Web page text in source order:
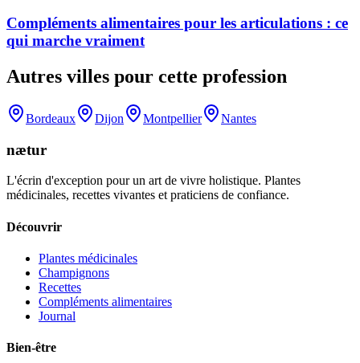
Compléments alimentaires pour les articulations : ce
qui marche vraiment
Autres villes pour cette profession
Bordeaux Dijon Montpellier Nantes
nætur
L'écrin d'exception pour un art de vivre holistique. Plantes
médicinales, recettes vivantes et praticiens de confiance.
Découvrir
Plantes médicinales
Champignons
Recettes
Compléments alimentaires
Journal
Bien-être